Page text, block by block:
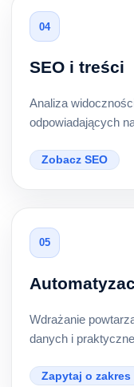
04
SEO i treści
Analiza
odpowiadających
Zobacz SEO
05
Wdrażanie
danych i
Zapytaj o zakres